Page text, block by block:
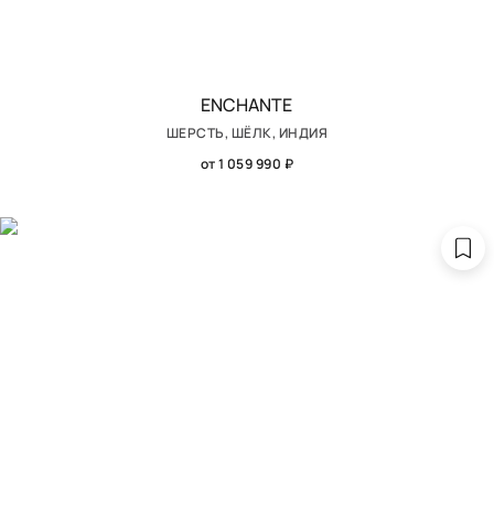
ENCHANTE
ШЕРСТЬ, ШЁЛК, ИНДИЯ
от 1 059 990 ₽